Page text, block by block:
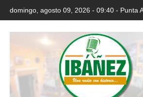
domingo, agosto 09, 2026 - 09:40 - Punta